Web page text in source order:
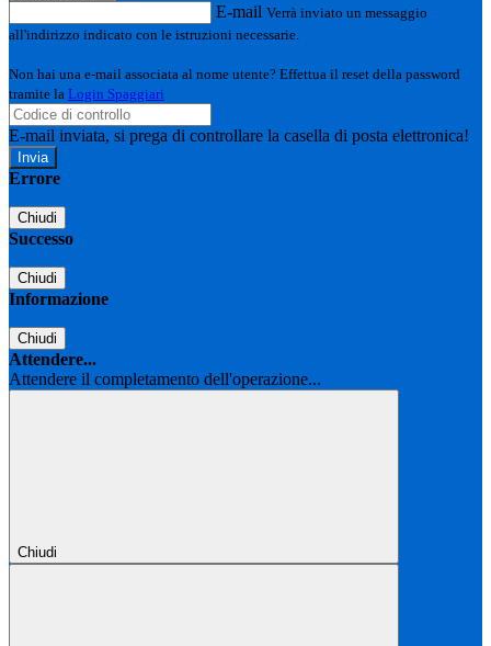
E-mail Verrà inviato un messaggio
all'indirizzo indicato con le istruzioni necessarie.
Non hai una e-mail associata al nome utente? Effettua il reset della password
tramite la Login Spaggiari
E-mail inviata, si prega di controllare la casella di posta elettronica!
Errore
Chiudi
Successo
Chiudi
Informazione
Chiudi
Attendere...
Attendere il completamento dell'operazione...
Chiudi